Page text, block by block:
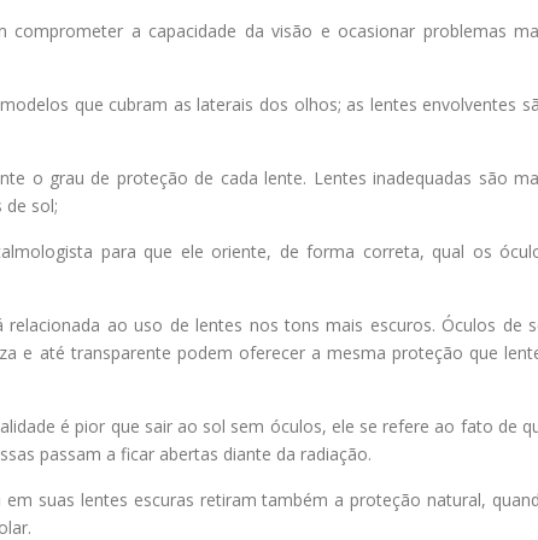
a capacidade da visão e ocasionar problemas
que cubram as laterais dos olhos; as lentes envolventes
o grau de proteção de cada lente. Lentes inadequadas são
de sol;
para que ele oriente, de forma correta, qual os
ao uso de lentes nos tons mais escuros. Óculos de
e até transparente podem oferecer a mesma proteção que
é pior que sair ao sol sem óculos, ele se refere ao fato de
passam a ficar abertas diante da radiação.
suas lentes escuras retiram também a proteção natural,